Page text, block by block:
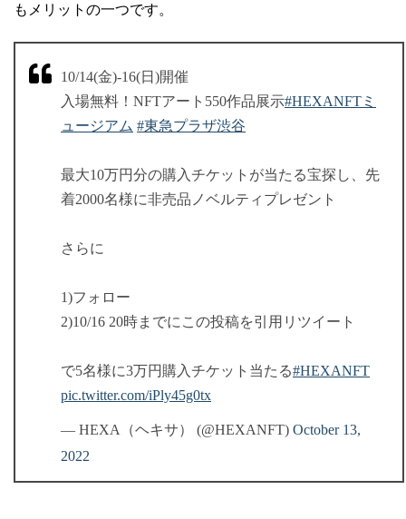
もメリットの一つです。
10/14(金)-16(日)開催
入場無料！NFTアート550作品展示#HEXANFTミ
ュージアム #東急プラザ渋谷
最大10万円分の購入チケットが当たる宝探し、先
着2000名様に非売品ノベルティプレゼント
さらに
1)フォロー
2)10/16 20時までにこの投稿を引用リツイート
で5名様に3万円購入チケット当たる#HEXANFT
pic.twitter.com/iPly45g0tx
— HEXA（ヘキサ） (@HEXANFT) October 13,
2022